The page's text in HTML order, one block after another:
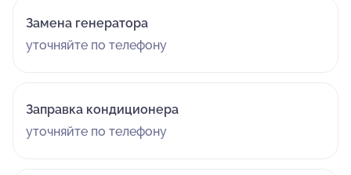
Замена генератора
уточняйте по телефону
Заправка кондиционера
уточняйте по телефону